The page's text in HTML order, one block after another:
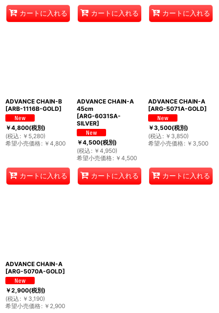
カートに入れる カートに入れる カートに入れる
ADVANCE CHAIN-B
[ARB-1116B-GOLD]
￥4,800(税別)
(税込 : ￥ 5,280)
希望小売価格: ￥ 4,800
カートに入れる
ADVANCE CHAIN-A
45cm
[ARG-6031SA-
SILVER]
￥4,500(税別)
(税込 : ￥ 4,950)
希望小売価格: ￥ 4,500
カートに入れる
ADVANCE CHAIN-A
[ARG-5071A-GOLD]
￥3,500(税別)
(税込 : ￥ 3,850)
希望小売価格: ￥ 3,500
カートに入れる
ADVANCE CHAIN-A
[ARG-5070A-GOLD]
￥2,900(税別)
(税込 : ￥ 3,190)
希望小売価格: ￥ 2,900